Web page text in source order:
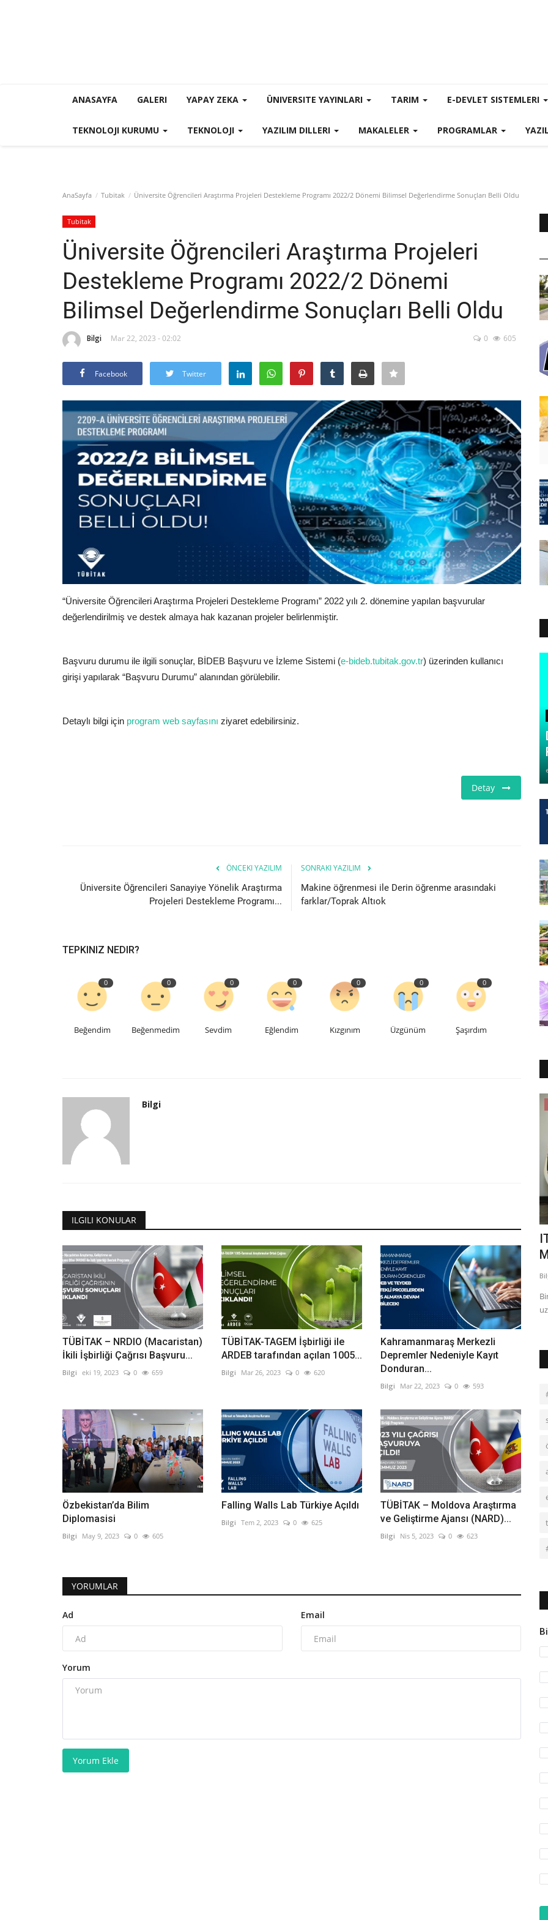
ANASAYFA GALERI YAPAY ZEKA ÜNIVERSITE YAYINLARI TARIM E-DEVLET SISTEMLERI
TEKNOLOJI KURUMU TEKNOLOJI YAZILIM DILLERI MAKALELER PROGRAMLAR
AnaSayfa Tubitak Üniversite Öğrencileri Araştırma Projeleri Destekleme Programı 2022/2 Dönemi Bilimsel Değerlendirme Sonuçları Belli Oldu
Tubitak
Üniversite Öğrencileri Araştırma Projeleri
Destekleme Programı 2022/2 Dönemi
Bilimsel Değerlendirme Sonuçları Belli Oldu
Bilgi Mar 22, 2023 - 02:02 0 605
Facebook Twitter
“Üniversite Öğrencileri Araştırma Projeleri Destekleme Programı” 2022 yılı 2. dönemine yapılan başvurular
değerlendirilmiş ve destek almaya hak kazanan projeler belirlenmiştir.
Başvuru durumu ile ilgili sonuçlar, BİDEB Başvuru ve İzleme Sistemi (e-bideb.tubitak.gov.tr) üzerinden kullanıcı
girişi yapılarak “Başvuru Durumu” alanından görülebilir.
Detaylı bilgi için program web sayfasını ziyaret edebilirsiniz.
Detay
ÖNCEKI YAZILIM
Üniversite Öğrencileri Sanayiye Yönelik Araştırma
Projeleri Destekleme Programı...
SONRAKI YAZILIM
Makine öğrenmesi ile Derin öğrenme arasındaki
farklar/Toprak Altıok
TEPKINIZ NEDIR?
0
Beğendim
0
Beğenmedim
0
Sevdim
0
Eğlendim
0
Kızgınım
0
Üzgünüm
0
Şaşırdım
Bilgi
ILGILI KONULAR
TÜBİTAK – NRDIO (Macaristan)
İkili İşbirliği Çağrısı Başvuru...
Bilgi eki 19, 2023 0 659
TÜBİTAK-TAGEM İşbirliği ile
ARDEB tarafından açılan 1005...
Bilgi Mar 26, 2023 0 620
Kahramanmaraş Merkezli
Depremler Nedeniyle Kayıt
Donduran...
Bilgi Mar 22, 2023 0 593
Özbekistan’da Bilim
Diplomasisi
Bilgi May 9, 2023 0 605
Falling Walls Lab Türkiye Açıldı
Bilgi Tem 2, 2023 0 625
TÜBİTAK – Moldova Araştırma
ve Geliştirme Ajansı (NARD)...
Bilgi Nis 5, 2023 0 623
YORUMLAR
Ad Email
Yorum
Yorum Ekle
Yıldız Teknik Üniversitesi
değişimine etkisi...
Bilgi Nis 5, 2023 0 660
Kentsel dönüşüm sürecinin fizik-mekan değişimine etkisi
bağlamında Kayseri Sahabiye...
century skills and computational...
Bilgi May 5, 2025 0 991
The relationship between the 21st-century skills and
computational thinking skills...